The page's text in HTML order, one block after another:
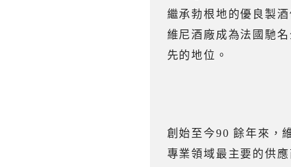
繼承勃根地的優良製
維尼酒廠成為法國馳
先的地位。
創始至今90 餘年來，
專業領域最主要的供